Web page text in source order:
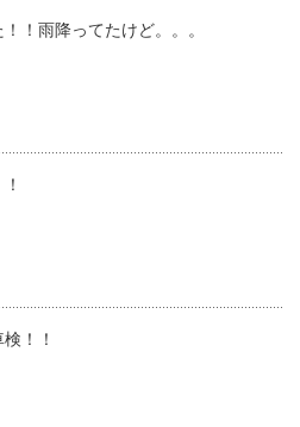
！雨降ってたけど。。。
！！